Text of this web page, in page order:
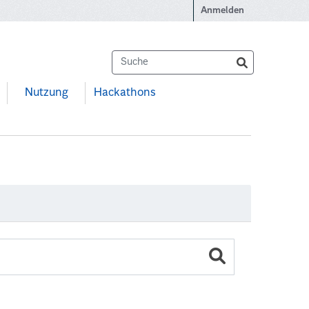
Anmelden
Nutzung Hackathons